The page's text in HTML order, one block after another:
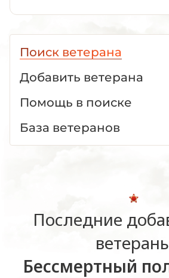
Поиск ветерана
Добавить ветерана
Помощь в поиске
База ветеранов
Последние
Бессмертный